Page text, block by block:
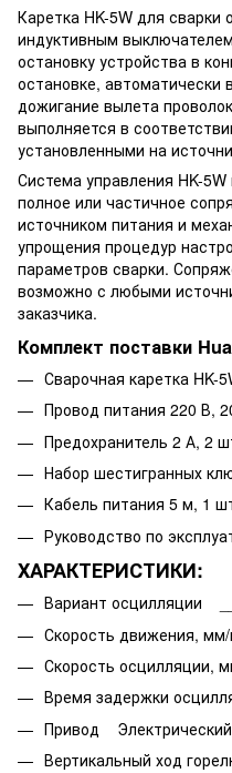
Каретка HK-5W для
индуктивным
остановку устройства в
остановке, автоматически
дожигание вылета
выполняется в
установленными на
Система управления HK-
полное или частичное
источником питания и
упрощения процедур
параметров сварки.
возможно с любыми
заказчика.
Комплект поставки
Сварочная каретка HK-
Провод питания 220 В,
Предохранитель 2 А, 2
Набор шестигранных
Кабель питания 5 м, 1
Руководство по
ХАРАКТЕРИСТИКИ:
Вариант осцилляции
Скорость движения,
Скорость
Время задержки
Привод
Вертикальный ход